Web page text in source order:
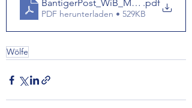
.pdf
PDF herunterladen • 529KB
Wölfe